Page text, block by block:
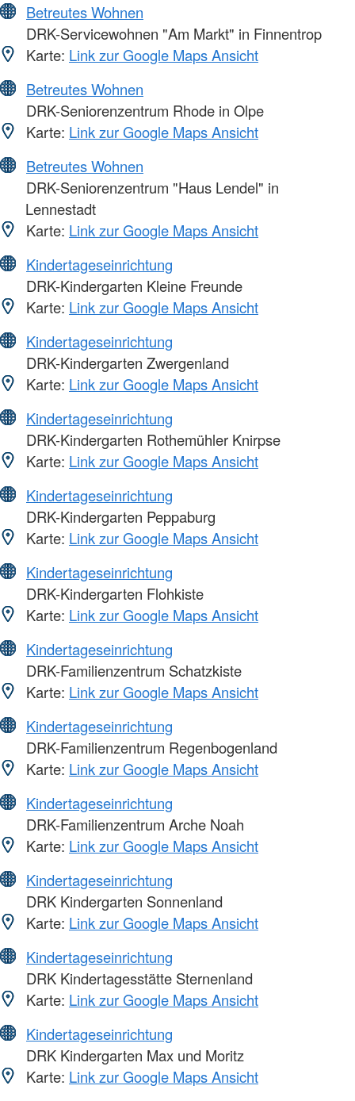
Betreutes Wohnen
DRK-Servicewohnen "Am Markt" in Finnentrop
Karte: Link zur Google Maps Ansicht
Betreutes Wohnen
DRK-Seniorenzentrum Rhode in Olpe
Karte: Link zur Google Maps Ansicht
Betreutes Wohnen
DRK-Seniorenzentrum "Haus Lendel" in
Lennestadt
Karte: Link zur Google Maps Ansicht
Kindertageseinrichtung
DRK-Kindergarten Kleine Freunde
Karte: Link zur Google Maps Ansicht
Kindertageseinrichtung
DRK-Kindergarten Zwergenland
Karte: Link zur Google Maps Ansicht
Kindertageseinrichtung
DRK-Kindergarten Rothemühler Knirpse
Karte: Link zur Google Maps Ansicht
Kindertageseinrichtung
DRK-Kindergarten Peppaburg
Karte: Link zur Google Maps Ansicht
Kindertageseinrichtung
DRK-Kindergarten Flohkiste
Karte: Link zur Google Maps Ansicht
Kindertageseinrichtung
DRK-Familienzentrum Schatzkiste
Karte: Link zur Google Maps Ansicht
Kindertageseinrichtung
DRK-Familienzentrum Regenbogenland
Karte: Link zur Google Maps Ansicht
Kindertageseinrichtung
DRK-Familienzentrum Arche Noah
Karte: Link zur Google Maps Ansicht
Kindertageseinrichtung
DRK Kindergarten Sonnenland
Karte: Link zur Google Maps Ansicht
Kindertageseinrichtung
DRK Kindertagesstätte Sternenland
Karte: Link zur Google Maps Ansicht
Kindertageseinrichtung
DRK Kindergarten Max und Moritz
Karte: Link zur Google Maps Ansicht